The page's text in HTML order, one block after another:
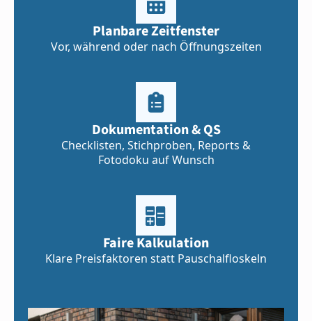
Planbare Zeitfenster
Vor, während oder nach Öffnungszeiten
Dokumentation & QS
Checklisten, Stichproben, Reports &
Fotodoku auf Wunsch
Faire Kalkulation
Klare Preisfaktoren statt Pauschalfloskeln